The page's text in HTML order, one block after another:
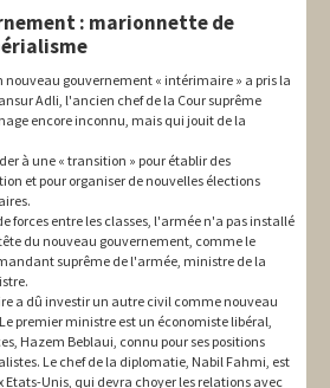
: marionnette de
nouveau gouvernement « intérimaire » a pris la
Adli, l'ancien chef de la Cour suprême
encore inconnu, mais qui jouit de la
à une « transition » pour établir des
et pour organiser de nouvelles élections
forces entre les classes, l'armée n'a pas installé
du nouveau gouvernement, comme le
suprême de l'armée, ministre de la
a dû investir un autre civil comme nouveau
premier ministre est un économiste libéral,
Hazem Beblaui, connu pour ses positions
Le chef de la diplomatie, Nabil Fahmi, est
Unis, qui devra choyer les relations avec